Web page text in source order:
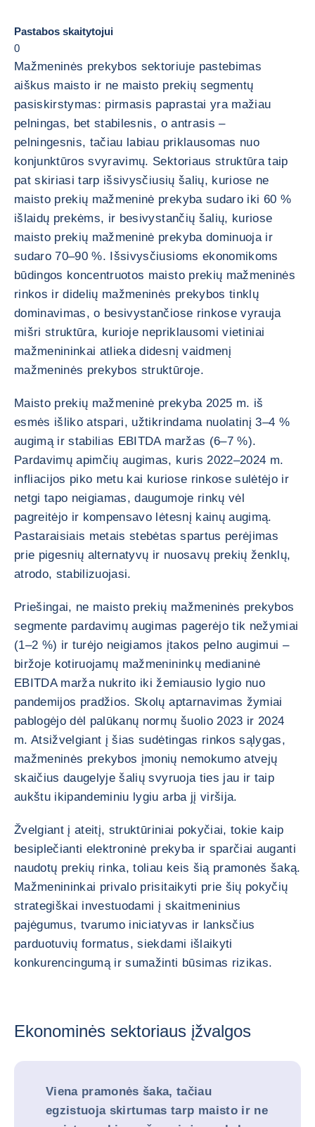
Pastabos skaitytojui
0
Mažmeninės prekybos sektoriuje pastebimas
aiškus maisto ir ne maisto prekių segmentų
pasiskirstymas: pirmasis paprastai yra mažiau
pelningas, bet stabilesnis, o antrasis –
pelningesnis, tačiau labiau priklausomas nuo
konjunktūros svyravimų. Sektoriaus struktūra taip
pat skiriasi tarp išsivysčiusių šalių, kuriose ne
maisto prekių mažmeninė prekyba sudaro iki 60 %
išlaidų prekėms, ir besivystančių šalių, kuriose
maisto prekių mažmeninė prekyba dominuoja ir
sudaro 70–90 %. Išsivysčiusioms ekonomikoms
būdingos koncentruotos maisto prekių mažmeninės
rinkos ir didelių mažmeninės prekybos tinklų
dominavimas, o besivystančiose rinkose vyrauja
mišri struktūra, kurioje nepriklausomi vietiniai
mažmenininkai atlieka didesnį vaidmenį
mažmeninės prekybos struktūroje.
Maisto prekių mažmeninė prekyba 2025 m. iš
esmės išliko atspari, užtikrindama nuolatinį 3–4 %
augimą ir stabilias EBITDA maržas (6–7 %).
Pardavimų apimčių augimas, kuris 2022–2024 m.
infliacijos piko metu kai kuriose rinkose sulėtėjo ir
netgi tapo neigiamas, daugumoje rinkų vėl
pagreitėjo ir kompensavo lėtesnį kainų augimą.
Pastaraisiais metais stebėtas spartus perėjimas
prie pigesnių alternatyvų ir nuosavų prekių ženklų,
atrodo, stabilizuojasi.
Priešingai, ne maisto prekių mažmeninės prekybos
segmente pardavimų augimas pagerėjo tik nežymiai
(1–2 %) ir turėjo neigiamos įtakos pelno augimui –
biržoje kotiruojamų mažmenininkų medianinė
EBITDA marža nukrito iki žemiausio lygio nuo
pandemijos pradžios. Skolų aptarnavimas žymiai
pablogėjo dėl palūkanų normų šuolio 2023 ir 2024
m. Atsižvelgiant į šias sudėtingas rinkos sąlygas,
mažmeninės prekybos įmonių nemokumo atvejų
skaičius daugelyje šalių svyruoja ties jau ir taip
aukštu ikipandeminiu lygiu arba jį viršija.
Žvelgiant į ateitį, struktūriniai pokyčiai, tokie kaip
besiplečianti elektroninė prekyba ir sparčiai auganti
naudotų prekių rinka, toliau keis šią pramonės šaką.
Mažmenininkai privalo prisitaikyti prie šių pokyčių
strategiškai investuodami į skaitmeninius
pajėgumus, tvarumo iniciatyvas ir lanksčius
parduotuvių formatus, siekdami išlaikyti
konkurencingumą ir sumažinti būsimas rizikas.
Ekonominės sektoriaus įžvalgos
Viena pramonės šaka, tačiau
egzistuoja skirtumas tarp maisto ir ne